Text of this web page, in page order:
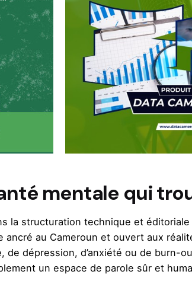
mentale qui
la structuration technique et
ancré au Cameroun et ouvert aux
dépression, d’anxiété ou de burn-
un espace de parole sûr et